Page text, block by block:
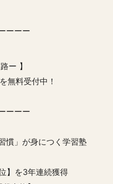
ーーー
ー 】
無料受付中！
ーーー
慣」が身につく学習塾
】を3年連続獲得